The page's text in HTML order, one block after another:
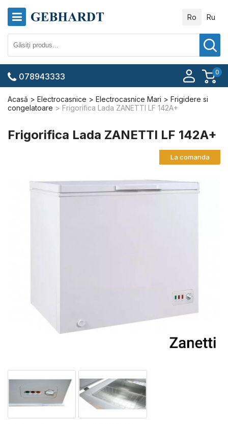
Ro Ru
0
078943333
Acasă Electrocasnice Electrocasnice Mari
Frigidere si
congelatoare
Frigorifica Lada ZANETTI LF 142A+
Frigorifica Lada ZANETTI LF 142A+
La comanda